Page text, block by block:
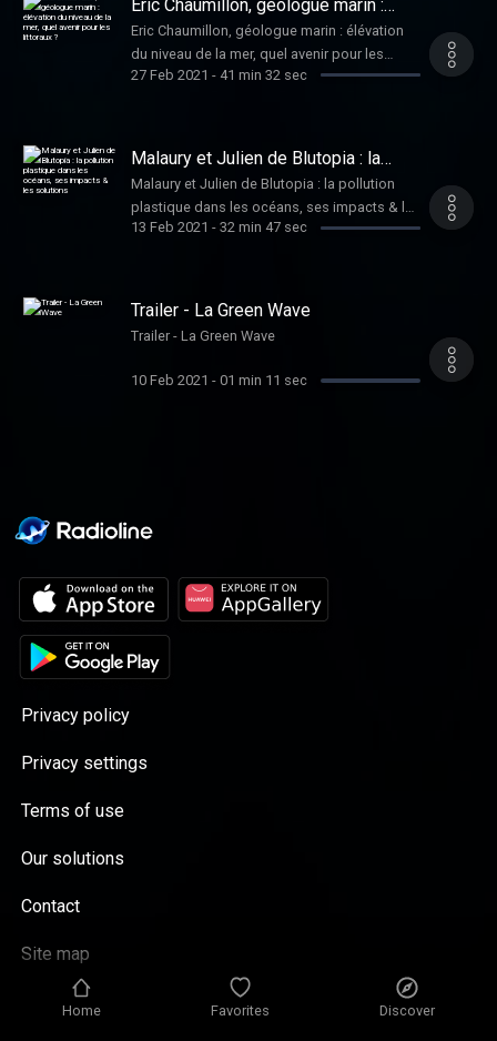
Home Favorites Discover
Eric Chaumillon, géologue marin :
élévation du niveau de la mer, quel
avenir pour les littoraux ?
Eric Chaumillon, géologue marin : élévation
du niveau de la mer, quel avenir pour les
littoraux ?
27 Feb 2021 - 41 min 32 sec
Malaury et Julien de Blutopia : la
pollution plastique dans les océans,
ses impacts & les solutions
Malaury et Julien de Blutopia : la pollution
plastique dans les océans, ses impacts & les
solutions
13 Feb 2021 - 32 min 47 sec
Trailer - La Green Wave
Trailer - La Green Wave
10 Feb 2021 - 01 min 11 sec
Privacy policy
Privacy settings
Terms of use
Our solutions
Contact
Site map